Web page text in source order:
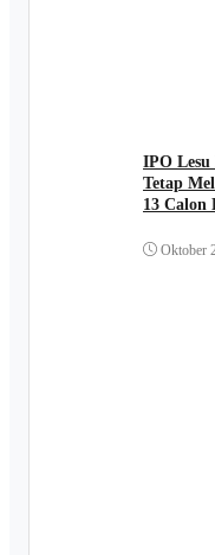
IPO
Tetap
13 Calon
Oktober